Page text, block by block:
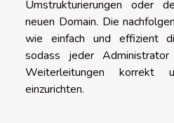
Umstrukturierungen oder
neuen Domain. Die
wie einfach und effizient
sodass jeder
Weiterleitungen korrekt
einzurichten.